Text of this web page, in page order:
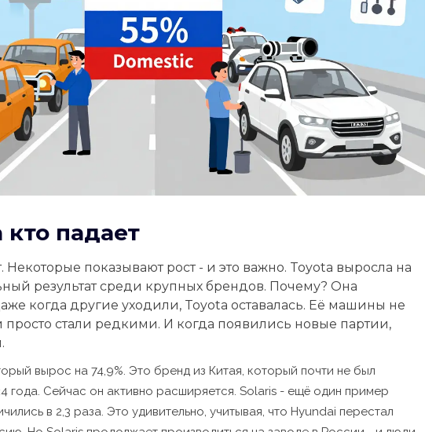
кто падает
показывают рост - и это важно. Toyota выросла на
результат среди крупных брендов. Почему? Она
когда другие уходили, Toyota оставалась. Её машины не
стали редкими. И когда появились новые партии,
вырос на 74,9%. Это бренд из Китая, который почти не был
года. Сейчас он активно расширяется. Solaris - ещё один пример
в 2,3 раза. Это удивительно, учитывая, что Hyundai перестал